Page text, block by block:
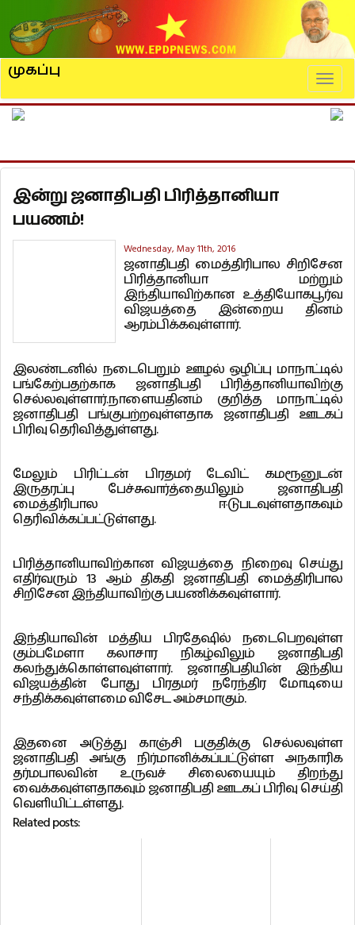
முகப்பு
இன்று ஜனாதிபதி பிரித்தானியா
பயணம்!
Wednesday, May 11th, 2016
ஜனாதிபதி மைத்திரிபால சிறிசேன
பிரித்தானியா மற்றும்
இந்தியாவிற்கான உத்தியோகபூர்வ
விஜயத்தை இன்றைய தினம்
ஆரம்பிக்கவுள்ளார்.
இலண்டனில் நடைபெறும் ஊழல் ஒழிப்பு மாநாட்டில்
பங்கேற்பதற்காக ஜனாதிபதி பிரித்தானியாவிற்கு
செல்லவுள்ளார்.நாளையதினம் குறித்த மாநாட்டில்
ஜனாதிபதி பங்குபற்றவுள்ளதாக ஜனாதிபதி ஊடகப்
பிரிவு தெரிவித்துள்ளது.
மேலும் பிரிட்டன் பிரதமர் டேவிட் கமரூனுடன்
இருதரப்பு பேச்சுவார்த்தையிலும் ஜனாதிபதி
மைத்திரிபால ஈடுபடவுள்ளதாகவும்
தெரிவிக்கப்பட்டுள்ளது.
பிரித்தானியாவிற்கான விஜயத்தை நிறைவு செய்து
எதிர்வரும் 13 ஆம் திகதி ஜனாதிபதி மைத்திரிபால
சிறிசேன இந்தியாவிற்கு பயணிக்கவுள்ளார்.
இந்தியாவின் மத்திய பிரதேஷில் நடைபெறவுள்ள
கும்பமேளா கலாசார நிகழ்விலும் ஜனாதிபதி
கலந்துக்கொள்ளவுள்ளார். ஜனாதிபதியின் இந்திய
விஜயத்தின் போது பிரதமர் நரேந்திர மோடியை
சந்திக்கவுள்ளமை விசேட அம்சமாகும்.
இதனை அடுத்து காஞ்சி பகுதிக்கு செல்லவுள்ள
ஜனாதிபதி அங்கு நிர்மானிக்கப்பட்டுள்ள அநகாரிக
தர்மபாலவின் உருவச் சிலையையும் திறந்து
வைக்கவுள்ளதாகவும் ஜனாதிபதி ஊடகப் பிரிவு செய்தி
வெளியிட்டள்ளது.
Related posts: